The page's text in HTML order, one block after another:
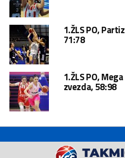
1.ŽLS PO,
71:78
1.ŽLS PO,
zvezda, 58:98